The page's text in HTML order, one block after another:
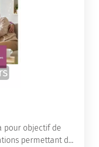
pour objectif de
permettant de